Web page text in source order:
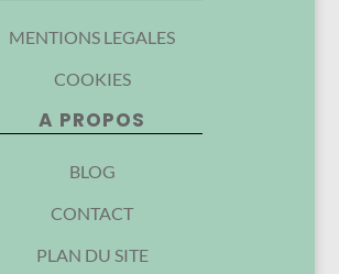
MENTIONS LEGALES
COOKIES
A PROPOS
BLOG
CONTACT
PLAN DU SITE